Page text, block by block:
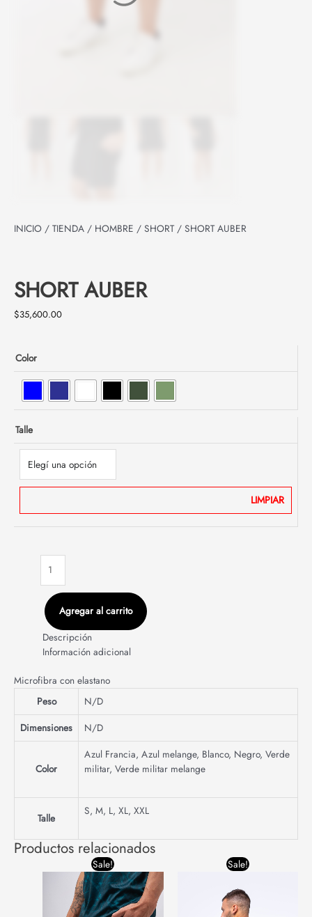
INICIO / TIENDA / HOMBRE / SHORT / SHORT AUBER
SHORT AUBER
$35,600.00
Color
Talle
LIMPIAR
Agregar al carrito
Descripción
Información adicional
Microfibra con elastano
Peso
N/D
Dimensiones
N/D
Color
Azul Francia, Azul melange, Blanco, Negro, Verde
militar, Verde militar melange
Talle
S, M, L, XL, XXL
Productos relacionados
Sale!
Original
price
was:
$29,600.00.
price
is:
$27,000.00.
Sale!
Original
price
$24,400.00.